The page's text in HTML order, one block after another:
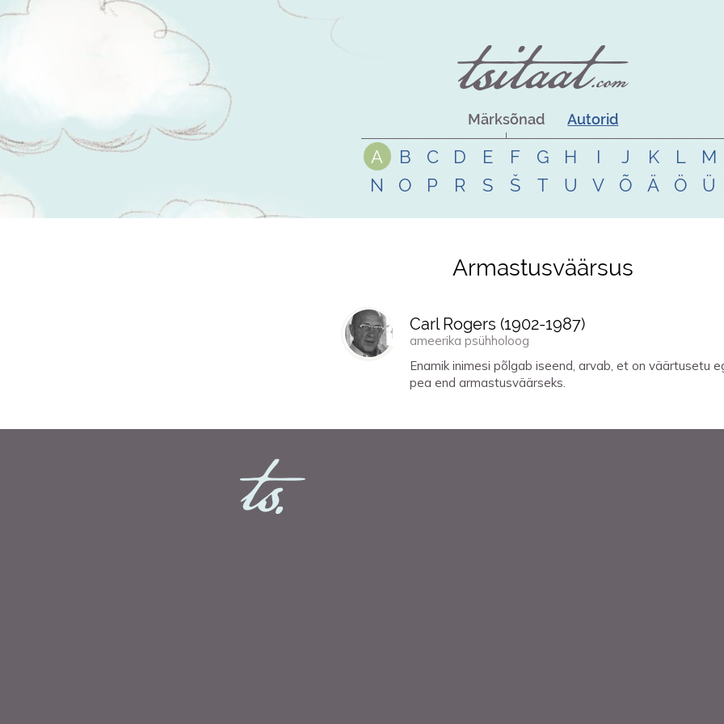
Märksõnad Autorid
A B C D E F G H I J K L
M
N
O P R S Š T U V Õ Ä Ö Ü
Armastusväärsus
Carl Rogers (1902-1987)
ameerika psühholoog
Enamik inimesi põlgab iseend, arvab, et on väärtusetu
pea end armastusväärseks.